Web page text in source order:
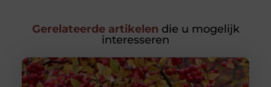
Gerelateerde artikelen die u mogelijk
interesseren